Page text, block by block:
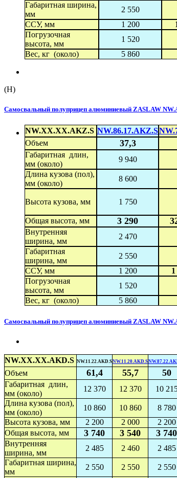
Габаритная ширина,
мм
2 550
ССУ, мм
1 200
Погрузочная
высота, мм
1 520
Вес, кг (около)
5 860
(H)
Самосвальный полуприцеп алюминиевый ZASLAW
NW.XX.XX.AKZ.S NW.86.17.AKZ.S
Объем
37,3
Габаритная длин,
мм (около)
9 940
Длина кузова (пол),
мм (около)
8 600
Высота кузова, мм 1 750
Общая высота, мм 3 290
Внутренняя
ширина, мм
2 470
Габаритная
ширина, мм
2 550
ССУ, мм
1 200
Погрузочная
высота, мм
1 520
Вес, кг (около)
5 860
Самосвальный полуприцеп алюминиевый ZASLAW
NW.XX.XX.AKD.S NW.11.22.AKD.SNW.11.20.AKD.S
Объем 61,4 55,7 50
Габаритная длин,
мм (около)
12 370 12 370 10
Длина кузова (пол),
мм (около)
10 860 10 860 8 780
Высота кузова, мм
2 200 2 000 2 200
Общая высота, мм
3 740 3 540 3 740
Внутренняя
ширина, мм
2 485 2 460 2 485
Габаритная ширина,
мм
2 550 2 550 2 550